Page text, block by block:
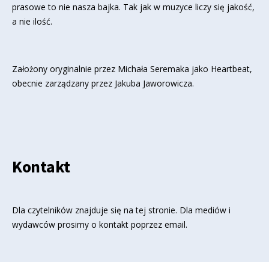
prasowe to nie nasza bajka. Tak jak w muzyce liczy się jakość,
a nie ilość.
Założony oryginalnie przez Michała Seremaka jako Heartbeat,
obecnie zarządzany przez Jakuba Jaworowicza.
Kontakt
Dla czytelników znajduje się na tej stronie. Dla mediów i
wydawców prosimy o kontakt poprzez email.